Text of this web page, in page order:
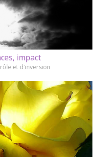
impact
et d'inversion